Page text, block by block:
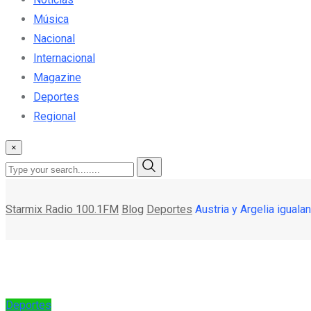
Música
Nacional
Internacional
Magazine
Deportes
Regional
×
Starmix Radio 100.1FM Blog Deportes Austria y Argelia
Deportes